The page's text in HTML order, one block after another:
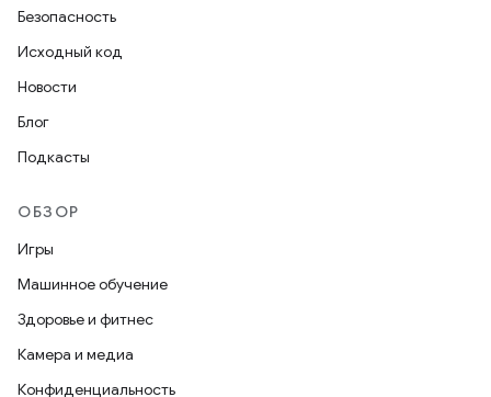
Безопасность
Исходный код
Новости
Блог
Подкасты
ОБЗОР
Игры
Машинное обучение
Здоровье и фитнес
Камера и медиа
Конфиденциальность